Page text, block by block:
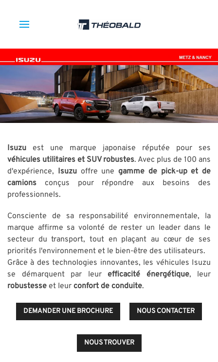
Isuzu est une marque japonaise réputée pour ses
véhicules utilitaires et SUV robustes. Avec plus de 100 ans
d'expérience, Isuzu offre une gamme de pick-up et de
camions conçus pour répondre aux besoins des
professionnels.
Consciente de sa responsabilité environnementale, la
marque affirme sa volonté de rester un leader dans le
secteur du transport, tout en plaçant au cœur de ses
priorités l'environnement et le bien-être des utilisateurs.
Grâce à des technologies innovantes, les véhicules Isuzu
se démarquent par leur efficacité énergétique, leur
robustesse et leur confort de conduite.
DEMANDER UNE BROCHURE NOUS CONTACTER
NOUS TROUVER